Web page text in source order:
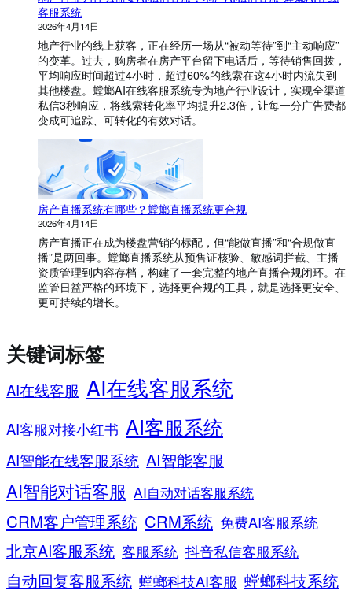
客服系统
2026年4月14日
地产行业的线上获客，正在经历一场从“被动等待”到“主动响应”
的变革。过去，购房者在房产平台留下电话后，等待销售回拨，
平均响应时间超过4小时，超过60%的线索在这4小时内流失到
其他楼盘。螳螂AI在线客服系统专为地产行业设计，实现全渠道
私信3秒响应，将线索转化率平均提升2.3倍，让每一分广告费都
变成可追踪、可转化的有效对话。
房产直播系统有哪些？螳螂直播系统更合规
2026年4月14日
房产直播正在成为楼盘营销的标配，但“能做直播”和“合规做直
播”是两回事。螳螂直播系统从预售证核验、敏感词拦截、主播
资质管理到内容存档，构建了一套完整的地产直播合规闭环。在
监管日益严格的环境下，选择更合规的工具，就是选择更安全、
更可持续的增长。
关键词标签
AI在线客服 AI在线客服系统
AI客服对接小红书 AI客服系统
AI智能在线客服系统 AI智能客服
AI智能对话客服 AI自动对话客服系统
CRM客户管理系统 CRM系统 免费AI客服系统
北京AI客服系统 客服系统 抖音私信客服系统
自动回复客服系统 螳螂科技AI客服 螳螂科技系统